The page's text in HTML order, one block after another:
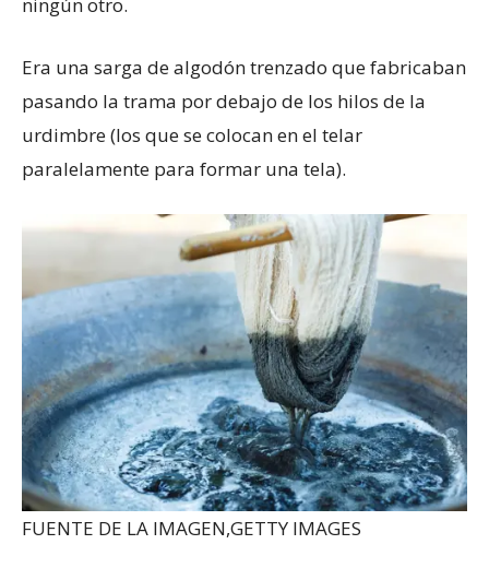
Era una sarga de algodón trenzado que fabricaban
pasando la trama por debajo de los hilos de la
urdimbre (los que se colocan en el telar
paralelamente para formar una tela).
FUENTE DE LA IMAGEN,GETTY IMAGES